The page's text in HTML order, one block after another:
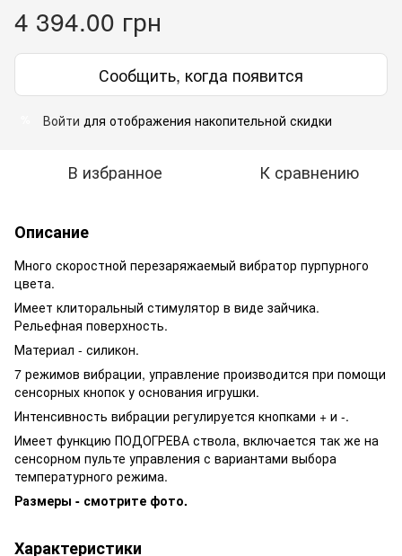
4 394.00 грн
Сообщить, когда появится
Войти для отображения накопительной скидки
В избранное К сравнению
Описание
Много скоростной перезаряжаемый вибратор пурпурного
цвета.
Имеет клиторальный стимулятор в виде зайчика.
Рельефная поверхность.
Материал - силикон.
7 режимов вибрации, управление производится при помощи
сенсорных кнопок у основания игрушки.
Интенсивность вибрации регулируется кнопками + и -.
Имеет функцию ПОДОГРЕВА ствола, включается так же на
сенсорном пульте управления с вариантами выбора
температурного режима.
Размеры - смотрите фото.
Характеристики